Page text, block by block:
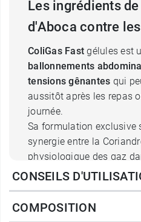
Les ingrédients
d'Aboca contre
ColiGas Fast gélules est
ballonnements
tensions gênantes qui
aussitôt après les repas
journée.
Sa formulation exclusive
synergie entre la
physiologique des gaz
le Gingembre qui, uni au
et la digestion.
CONSEILS
COMPOSITION